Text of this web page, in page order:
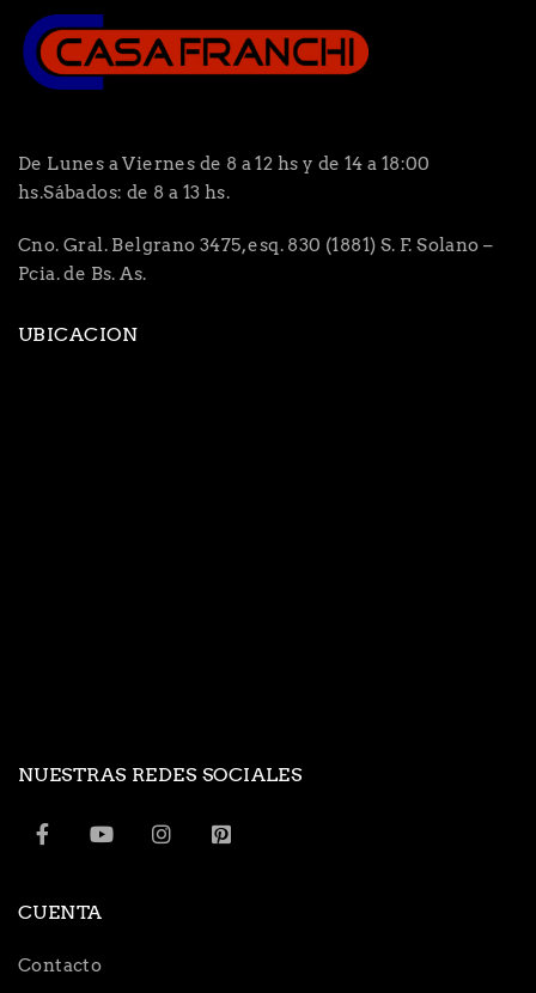
De Lunes a Viernes de 8 a 12 hs y de 14 a 18:00
hs.Sábados: de 8 a 13 hs.
Cno. Gral. Belgrano 3475, esq. 830 (1881) S. F. Solano –
Pcia. de Bs. As.
UBICACION
NUESTRAS REDES SOCIALES
CUENTA
Contacto